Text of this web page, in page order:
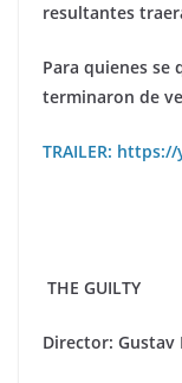
resultantes
Para quienes se
terminaron de
TRAILER:
THE GUILTY
Director: Gustav